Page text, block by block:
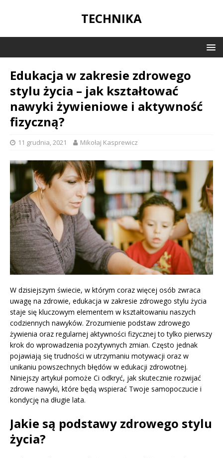
TECHNIKA
Edukacja w zakresie zdrowego
stylu życia – jak kształtować
nawyki żywieniowe i aktywność
fizyczną?
11 grudnia, 2021 Mikołaj Kasprewicz
W dzisiejszym świecie, w którym coraz więcej osób zwraca
uwagę na zdrowie, edukacja w zakresie zdrowego stylu życia
staje się kluczowym elementem w kształtowaniu naszych
codziennych nawyków. Zrozumienie podstaw zdrowego
żywienia oraz regularnej aktywności fizycznej to tylko pierwszy
krok do wprowadzenia pozytywnych zmian. Często jednak
pojawiają się trudności w utrzymaniu motywacji oraz w
unikaniu powszechnych błędów w edukacji zdrowotnej.
Niniejszy artykuł pomoże Ci odkryć, jak skutecznie rozwijać
zdrowe nawyki, które będą wspierać Twoje samopoczucie i
kondycję na długie lata.
Jakie są podstawy zdrowego stylu
życia?